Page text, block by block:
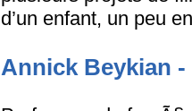
d’un enfant, un peu
Annick Beykian